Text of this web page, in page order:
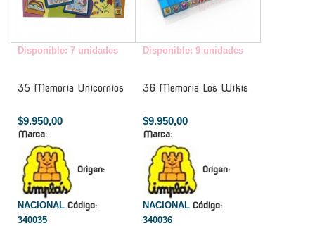
Disponible: 7 unidades
35 Memoria Unicornios
$9.950,00
Marca:
Origen:
NACIONAL Código:
340035
Disponible: 9 unidades
36 Memoria Los Wikis
$9.950,00
Marca:
Origen:
NACIONAL Código:
340036